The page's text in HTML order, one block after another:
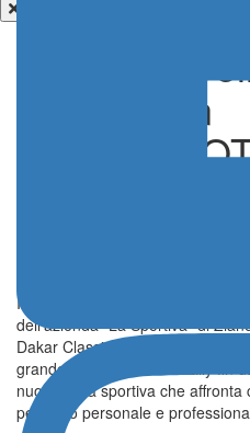
Lorenzo
Dakar con
Pubblicato il 31 Dicembre 2025 -
Il presidente di Confindustria
dell’azienda “La Sportiva” di
Dakar Classic 2026 in Arabia
grande appassionato di rally fin
nuova sfida sportiva che
percorso personale e